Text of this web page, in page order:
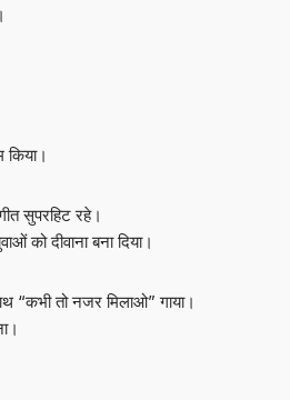
किया।
सुपरहिट रहे।
को दीवाना बना दिया।
“कभी तो नजर मिलाओ” गाया।